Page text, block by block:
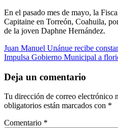
En el pasado mes de mayo, la
Capitaine en Torreón, Coahuila,
de la joven Daphne Hernández.
Navegación
de
entradas
Juan Manuel Unánue recibe
Impulsa Gobierno Municipal a
Deja un comentario
Tu dirección de correo electrónico
obligatorios están marcados con *
Comentario *